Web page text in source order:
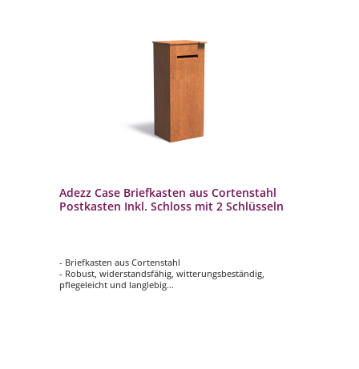
Adezz Case Briefkasten aus Cortenstahl
Postkasten Inkl. Schloss mit 2 Schlüsseln
- Briefkasten aus Cortenstahl
- Robust, widerstandsfähig, witterungsbeständig,
pflegeleicht und langlebig